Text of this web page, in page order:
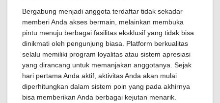
Bergabung menjadi anggota terdaftar tidak sekadar
memberi Anda akses bermain, melainkan membuka
pintu menuju berbagai fasilitas eksklusif yang tidak bisa
dinikmati oleh pengunjung biasa. Platform berkualitas
selalu memiliki program loyalitas atau sistem apresiasi
yang dirancang untuk memanjakan anggotanya. Sejak
hari pertama Anda aktif, aktivitas Anda akan mulai
diperhitungkan dalam sistem poin yang pada akhirnya
bisa memberikan Anda berbagai kejutan menarik.